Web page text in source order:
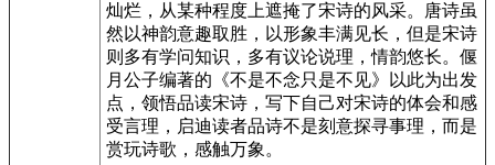
灿烂，从某种程度上遮掩了宋诗的风采。唐诗虽
然以神韵意趣取胜，以形象丰满见长，但是宋诗
则多有学问知识，多有议论说理，情韵悠长。偃
月公子编著的《不是不念只是不见》以此为出发
点，领悟品读宋诗，写下自己对宋诗的体会和感
受言理，启迪读者品诗不是刻意探寻事理，而是
赏玩诗歌，感触万象。